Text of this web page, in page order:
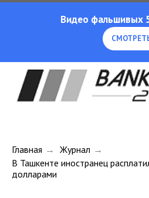
Видео фальшивых
Главная → Журнал →
В Ташкенте иностранец
долларами